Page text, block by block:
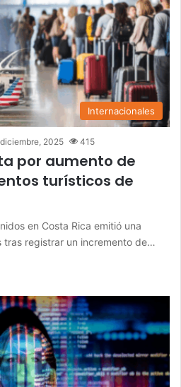
Internacionales
2025 415
por aumento de
turísticos de
en Costa Rica emitió una
tras registrar un incremento de…